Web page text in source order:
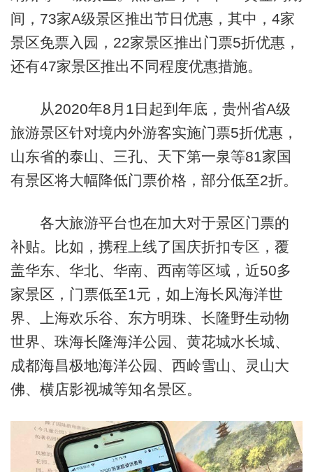
间，73家A级景区推出节日优惠，其中，4家
景区免票入园，22家景区推出门票5折优惠，
还有47家景区推出不同程度优惠措施。
从2020年8月1日起到年底，贵州省A级
旅游景区针对境内外游客实施门票5折优惠，
山东省的泰山、三孔、天下第一泉等81家国
有景区将大幅降低门票价格，部分低至2折。
各大旅游平台也在加大对于景区门票的
补贴。比如，携程上线了国庆折扣专区，覆
盖华东、华北、华南、西南等区域，近50多
家景区，门票低至1元，如上海长风海洋世
界、上海欢乐谷、东方明珠、长隆野生动物
世界、珠海长隆海洋公园、黄花城水长城、
成都海昌极地海洋公园、西岭雪山、灵山大
佛、横店影视城等知名景区。